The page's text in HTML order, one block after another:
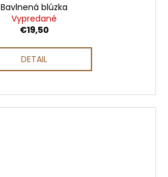
Bavlnená blúzka
Vypredané
€19,50
DETAIL